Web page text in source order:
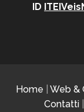
ID
Home Web &
Contatti